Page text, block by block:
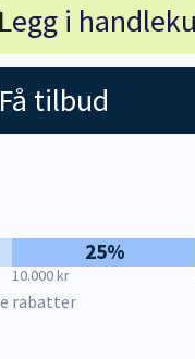
Legg i
Få tilbud
25%
10.000 kr
rabatter